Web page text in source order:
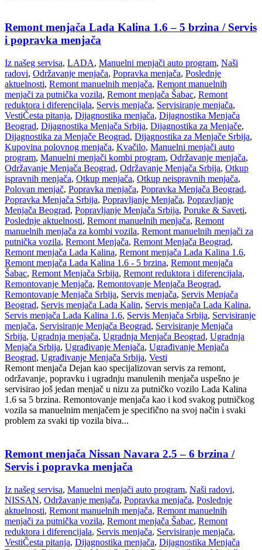
Remont menjača Lada Kalina 1.6 – 5 brzina / Servis
i popravka menjača
Iz našeg servisa, LADA, Manuelni menjači auto program, Naši
radovi, Održavanje menjača, Popravka menjača, Poslednje
aktuelnosti, Remont manuelnih menjača, Remont manuelnih
menjači za putnička vozila, Remont menjača Šabac, Remont
reduktora i diferencijala, Servis menjača, Servisiranje menjača,
VestiČesta pitanja, Dijagnostika menjača, Dijagnostika Menjača
Beograd, Dijagnostika Menjača Srbija, Dijagnostika za Menjače,
Dijagnostika za Menjače Beograd, Dijagnostika za Menjače Srbija,
Kupovina polovnog menjača, Kvačilo, Manuelni menjači auto
program, Manuelni menjači kombi program, Održavanje menjača,
Održavanje Menjača Beograd, Održavanje Menjača Srbija, Otkup
ispravnih menjača, Otkup menjača, Otkup neispravnih menjača,
Polovan menjač, Popravka menjača, Popravka Menjača Beograd,
Popravka Menjača Srbija, Popravljanje Menjača, Popravljanje
Menjača Beograd, Popravljanje Menjača Srbija, Poruke & Saveti,
Poslednje aktuelnosti, Remont manuelnih menjača, Remont
manuelnih menjača za kombi vozila, Remont manuelnih menjači za
putnička vozila, Remont Menjača, Remont Menjača Beograd,
Remont menjača Lada Kalina, Remont menjača Lada Kalina 1.6,
Remont menjača Lada Kalina 1.6 - 5 brzina, Remont menjača
Šabac, Remont Menjača Srbija, Remont reduktora i diferencijala,
Remontovanje Menjača, Remontovanje Menjača Beograd,
Remontovanje Menjača Srbija, Servis menjača, Servis Menjača
Beograd, Servis menjača Lada Kalin, Servis menjača Lada Kalina,
Servis menjača Lada Kalina 1.6, Servis Menjača Srbija, Servisiranje
menjača, Servisiranje Menjača Beograd, Servisiranje Menjača
Srbija, Ugradnja menjača, Ugradnja Menjača Beograd, Ugradnja
Menjača Srbija, Ugrađivanje Menjača, Ugrađivanje Menjača
Beograd, Ugrađivanje Menjača Srbija, Vesti
Remont menjača Dejan kao specijalizovan servis za remont,
održavanje, popravku i ugradnju manulenih menjača uspešno je
servisirao još jedan menjač u nizu za putničko vozilo Lada Kalina
1.6 sa 5 brzina. Remontovanje menjača kao i kod svakog putničkog
vozila sa manuelnim menjačem je specifično na svoj način i svaki
problem za svaki tip vozila biva...
Remont menjača Nissan Navara 2.5 – 6 brzina /
Servis i popravka menjača
Iz našeg servisa, Manuelni menjači auto program, Naši radovi,
NISSAN, Održavanje menjača, Popravka menjača, Poslednje
aktuelnosti, Remont manuelnih menjača, Remont manuelnih
menjači za putnička vozila, Remont menjača Šabac, Remont
reduktora i diferencijala, Servis menjača, Servisiranje menjača,
VestiČesta pitanja, Dijagnostika menjača, Dijagnostika Menjača